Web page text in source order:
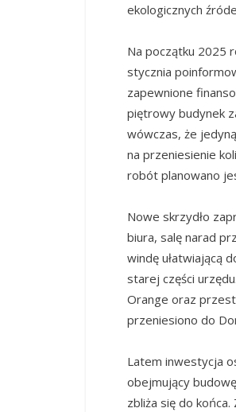
ekologicznych
Na początku 2025
stycznia
zapewnione
piętrowy budynek
wówczas, że
na przeniesienie
robót planowano
Nowe skrzydło
biura, salę narad
windę ułatwiającą
starej części
Orange oraz
przeniesiono do
Latem inwestycja
obejmujący
zbliża się do